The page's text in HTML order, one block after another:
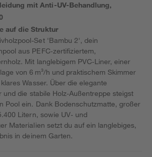
mit Anti-UV-Behandlung,
auf die Struktur
Set 'Bambu 2', dein
aus PEFC‑zertifiziertem,
Mit langlebigem PVC‑Liner, einer
von 6 m³/h und praktischem Skimmer
Wasser. Über die elegante
und die stabile Holz‑Außentreppe steigst
Pool ein. Dank Bodenschutzmatte, großer
Litern, sowie UV‑ und
Materialien setzt du auf ein langlebiges,
in deinem Garten.